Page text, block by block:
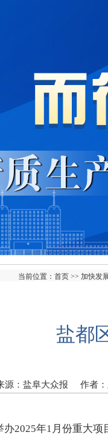
当前位置： 首页 >> 加快发
盐都
源：盐阜大众报 作者
办2025年1月份重大